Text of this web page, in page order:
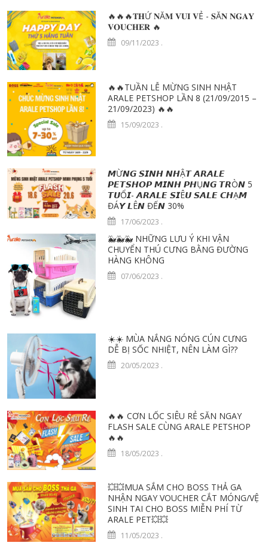
🔥🔥🔥𝐓𝐇Ứ 𝐍Ă𝐌 𝐕𝐔𝐈 𝐕Ẻ - 𝐒Ă𝐍 𝐍𝐆𝐀𝐘
𝐕𝐎𝐔𝐂𝐇𝐄𝐑 🔥
09/11/2023 .
🔥🔥TUẦN LỄ MỪNG SINH NHẬT
ARALE PETSHOP LẦN 8 (21/09/2015 –
21/09/2023) 🔥🔥
15/09/2023 .
𝙈Ừ𝙉𝙂 𝙎𝙄𝙉𝙃 𝙉𝙃Ậ𝙏 𝘼𝙍𝘼𝙇𝙀
𝙋𝙀𝙏𝙎𝙃𝙊𝙋 𝙈𝙄𝙉𝙃 𝙋𝙃Ụ𝙉𝙂 𝙏𝙍Ò𝙉 5
𝙏𝙐Ổ𝙄- 𝘼𝙍𝘼𝙇𝙀 𝙎𝙄Ê𝙐 𝙎𝘼𝙇𝙀 𝘾𝙃Ạ𝙈
ĐÁ𝙔 𝙇Ê𝙉 ĐẾ𝙉 30%
17/06/2023 .
🐳🐳🐳 NHỮNG LƯU Ý KHI VẬN
CHUYỂN THÚ CƯNG BẰNG ĐƯỜNG
HÀNG KHÔNG
07/06/2023 .
☀️☀️ MÙA NẮNG NÓNG CÚN CƯNG
DỄ BỊ SỐC NHIỆT, NÊN LÀM GÌ??
20/05/2023 .
🔥🔥 CƠN LỐC SIÊU RẺ SĂN NGAY
FLASH SALE CÙNG ARALE PETSHOP
🔥🔥
18/05/2023 .
💥💥MUA SẮM CHO BOSS THẢ GA
NHẬN NGAY VOUCHER CẮT MÓNG/VỆ
SINH TAI CHO BOSS MIỄN PHÍ TỪ
ARALE PET💥💥
11/05/2023 .